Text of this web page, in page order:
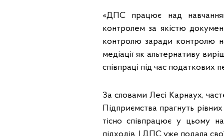
«ДПС працює над
контролем за якістю
контролю заради контролю
медіації як альтернативу
співпраці під час податкових
За словами Лесі Карнаух,
Підприємства прагнуть
тісно співпрацює у цьому
підходів. І ДПС уже подала